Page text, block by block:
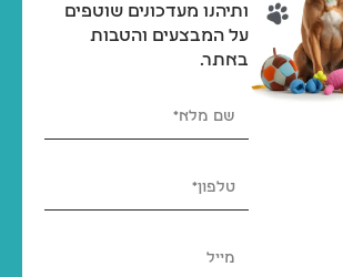
ותיהנו מעדכונים שוטפים
על המבצעים והטבות
באתר.